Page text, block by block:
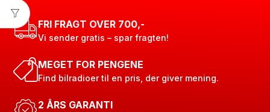
FRI FRAGT OVER 700,-
Vi sender gratis – spar fragten!
MEGET FOR PENGENE
Find bilradioer til en pris, der giver mening.
2 ÅRS GARANTI